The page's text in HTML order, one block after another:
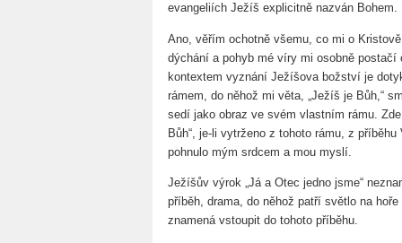
evangeliích Ježíš explicitně nazván Bohem.
Ano, věřím ochotně všemu, co mi o
dýchání a pohyb mé víry mi osobně
kontextem vyznání Ježíšova božství je
rámem, do něhož mi věta, „Ježíš je Bůh,“
sedí jako obraz ve svém vlastním rámu.
Bůh“, je-li vytrženo z tohoto rámu, z
pohnulo mým srdcem a mou myslí.
Ježíšův výrok „Já a Otec jedno jsme“
příběh, drama, do něhož patří světlo na
znamená vstoupit do tohoto příběhu.